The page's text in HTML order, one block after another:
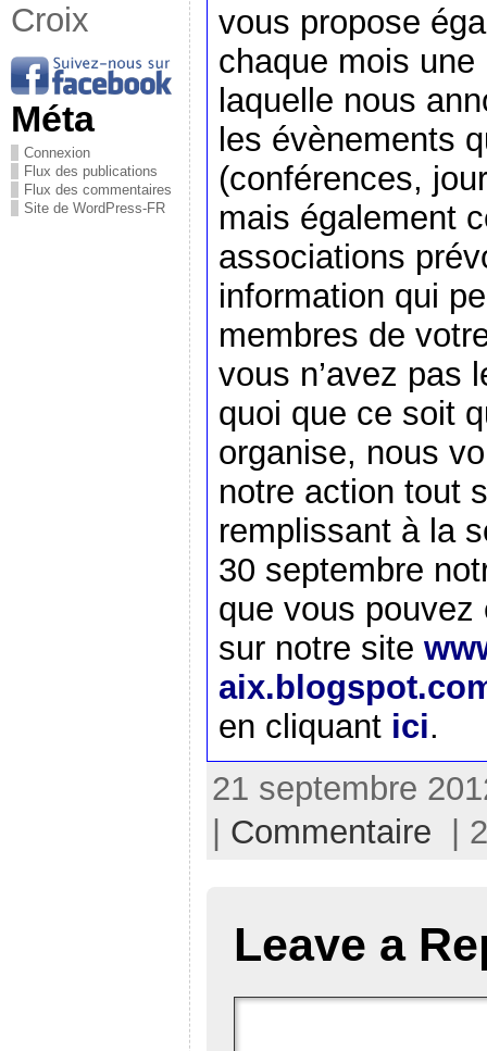
Croix
Méta
Connexion
Flux des publications
Flux des commentaires
Site de WordPress-FR
vous propose
chaque mois
laquelle nous
les évènements
(conférences,
mais également
associations
information qui
membres de
vous n’avez pas
quoi que ce soit
organise, nous
notre action tout
remplissant à la
30 septembre
que vous pouvez
sur notre site
en cliquant ici.
21 septembre
Commentaire |
Leave a